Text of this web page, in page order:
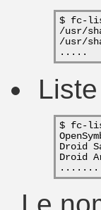
$ fc-
/usr/
/usr/
.....
$ fc-
Droid
Droid
.......
Le